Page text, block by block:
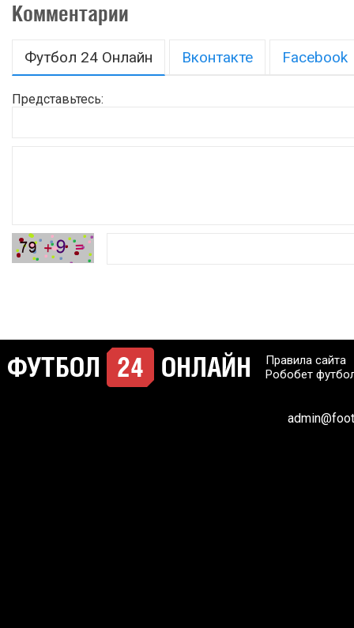
Комментарии
Футбол 24 Онлайн Вконтакте Facebook
Представьтесь:
Правила сайта
Робобет